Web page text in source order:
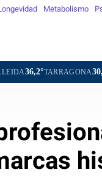
Metabolismo
30,9°TORTOSA